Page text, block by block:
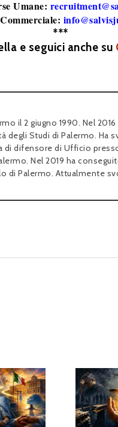
Umane:
***
e seguici anche su
il 2 giugno 1990. Nel
degli Studi di Palermo. Ha
di difensore di Ufficio
Nel 2019 ha
di Palermo. Attualmente